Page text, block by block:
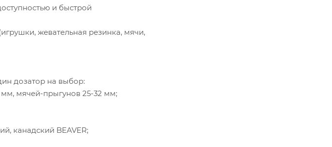
и быстрой
жевательная резинка, мячи,
дозатор на выбор:
мячей-прыгунов 25-32 мм;
канадский BEAVER;